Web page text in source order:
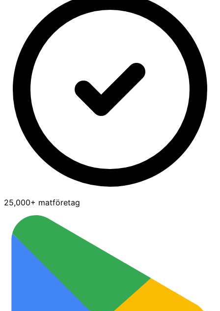
25,000+ matföretag